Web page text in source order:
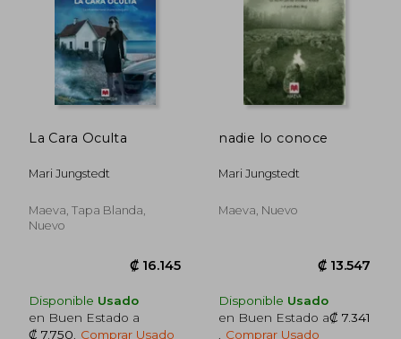
₡ 10.658
La Cara Oculta
Mari Jungstedt
Maeva, Tapa Blanda,
Nuevo
Disponible Usado
en Buen Estado a
₡ 7.750
Comprar Usado
nadie lo conoce
Mari Jungstedt
Maeva, Nuevo
Disponible Usado
en Buen Estado a₡ 7.341
Comprar Usado